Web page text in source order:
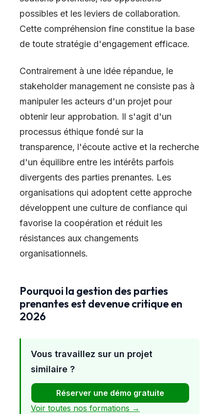
possibles et les leviers de collaboration.
Cette compréhension fine constitue la base
de toute stratégie d'engagement efficace.
Contrairement à une idée répandue, le
stakeholder management ne consiste pas à
manipuler les acteurs d'un projet pour
obtenir leur approbation. Il s'agit d'un
processus éthique fondé sur la
transparence, l'écoute active et la recherche
d'un équilibre entre les intérêts parfois
divergents des parties prenantes. Les
organisations qui adoptent cette approche
développent une culture de confiance qui
favorise la coopération et réduit les
résistances aux changements
organisationnels.
Pourquoi la gestion des parties
prenantes est devenue critique en
2026
Vous travaillez sur un projet
similaire ?
Réserver une démo gratuite
Voir toutes nos formations →